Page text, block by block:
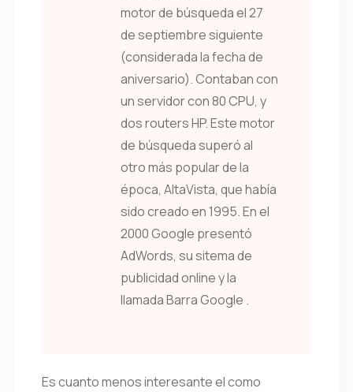
motor de búsqueda el 27
de septiembre siguiente
(considerada la fecha de
aniversario). Contaban con
un servidor con 80 CPU, y
dos routers HP. Este motor
de búsqueda superó al
otro más popular de la
época, AltaVista, que había
sido creado en 1995. En el
2000 Google presentó
AdWords, su sitema de
publicidad online y la
llamada Barra Google .
Es cuanto menos interesante el como